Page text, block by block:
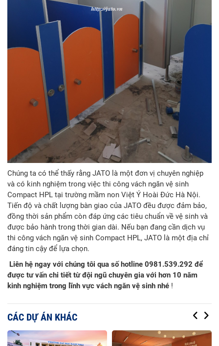
Chúng ta có thể thấy rằng JATO là một đơn vị chuyên nghiệp
và có kinh nghiệm trong việc thi công vách ngăn vệ sinh
Compact HPL tại trường mầm non Việt Ý Hoài Đức Hà Nội.
Tiến độ và chất lượng bàn giao của JATO đều được đảm bảo,
đồng thời sản phẩm còn đáp ứng các tiêu chuẩn về vệ sinh và
được bảo hành trong thời gian dài. Nếu bạn đang cần dịch vụ
thi công vách ngăn vệ sinh Compact HPL, JATO là một địa chỉ
đáng tin cậy để lựa chọn.
Liên hệ ngay với chúng tôi qua số hotline 0981.539.292 để
được tư vấn chi tiết từ đội ngũ chuyên gia với hơn 10 năm
kinh nghiệm trong lĩnh vực vách ngăn vệ sinh nhé !
CÁC DỰ ÁN KHÁC